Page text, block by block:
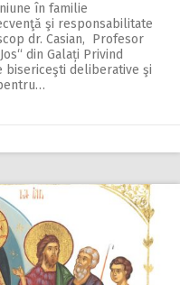
în familie
şi responsabilitate
dr. Casian, Profesor
din Galați Privind
deliberative şi